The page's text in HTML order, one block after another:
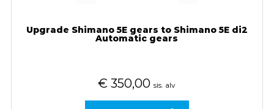
Upgrade Shimano 5E gears to Shimano 5E di2
Automatic gears
€ 350,00 sis. alv